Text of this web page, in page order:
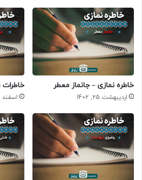
خاطره نمازی – جانماز معطر
اردیبهشت 25, 1402 اسفند 16, 1401